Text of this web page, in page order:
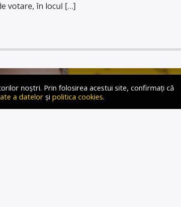
votare, în locul […]
noștri. Prin folosirea acestui site, confirmați că
a datelorși politica cookies.